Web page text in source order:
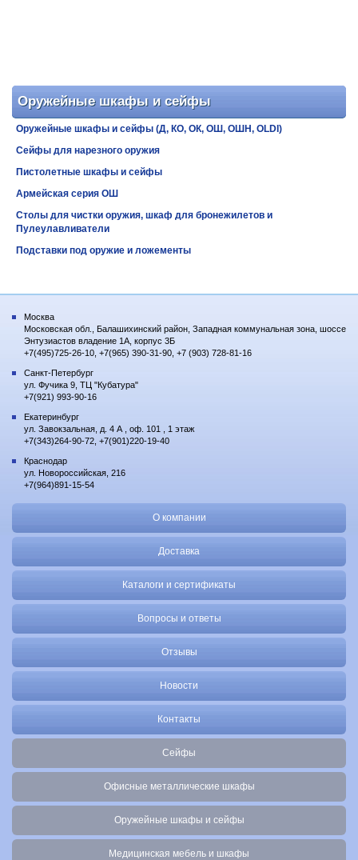
Оружейные шкафы и сейфы
Оружейные шкафы и сейфы (Д, КО, ОК, ОШ, ОШН, OLDI)
Сейфы для нарезного оружия
Пистолетные шкафы и сейфы
Армейская серия ОШ
Столы для чистки оружия, шкаф для бронежилетов и
Пулеулавливатели
Подставки под оружие и ложементы
Москва
Московская обл., Балашихинский район, Западная коммунальная зона, шоссе
Энтузиастов владение 1А, корпус 3Б
+7(495)725-26-10, +7(965) 390-31-90, +7 (903) 728-81-16
Санкт-Петербург
ул. Фучика 9, ТЦ "Кубатура"
+7(921) 993-90-16
Екатеринбург
ул. Завокзальная, д. 4 А , оф. 101 , 1 этаж
+7(343)264-90-72, +7(901)220-19-40
Краснодар
ул. Новороссийская, 216
+7(964)891-15-54
О компании
Доставка
Каталоги и сертификаты
Вопросы и ответы
Отзывы
Новости
Контакты
Сейфы
Офисные металлические шкафы
Оружейные шкафы и сейфы
Медицинская мебель и шкафы